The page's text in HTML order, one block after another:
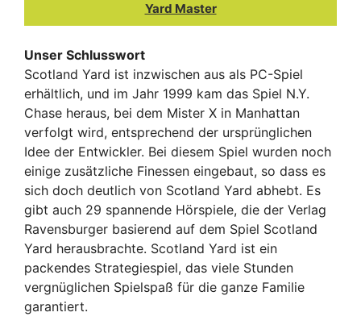
Yard Master
Unser Schlusswort
Scotland Yard ist inzwischen aus als PC-Spiel
erhältlich, und im Jahr 1999 kam das Spiel N.Y.
Chase heraus, bei dem Mister X in Manhattan
verfolgt wird, entsprechend der ursprünglichen
Idee der Entwickler. Bei diesem Spiel wurden noch
einige zusätzliche Finessen eingebaut, so dass es
sich doch deutlich von Scotland Yard abhebt. Es
gibt auch 29 spannende Hörspiele, die der Verlag
Ravensburger basierend auf dem Spiel Scotland
Yard herausbrachte. Scotland Yard ist ein
packendes Strategiespiel, das viele Stunden
vergnüglichen Spielspaß für die ganze Familie
garantiert.